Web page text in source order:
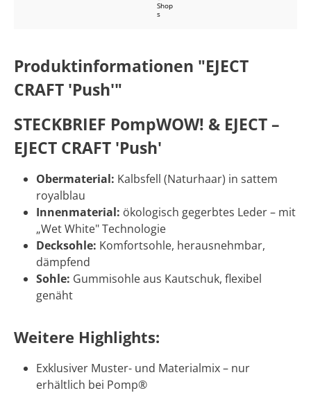
Produktinformationen "EJECT
CRAFT 'Push'"
STECKBRIEF PompWOW! & EJECT –
EJECT CRAFT 'Push'
Obermaterial: Kalbsfell (Naturhaar) in sattem
royalblau
Innenmaterial: ökologisch gegerbtes Leder – mit
„Wet White" Technologie
Decksohle: Komfortsohle, herausnehmbar,
dämpfend
Sohle: Gummisohle aus Kautschuk, flexibel
genäht
Weitere Highlights:
Exklusiver Muster- und Materialmix – nur
erhältlich bei Pomp®